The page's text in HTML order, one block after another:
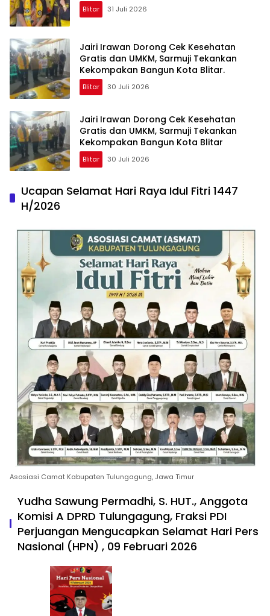
Blitar 31 Juli 2026
Jairi Irawan Dorong Cek Kesehatan
Gratis dan UMKM, Sarmuji Tekankan
Kekompakan Bangun Kota Blitar.
Blitar 30 Juli 2026
Jairi Irawan Dorong Cek Kesehatan
Gratis dan UMKM, Sarmuji Tekankan
Kekompakan Bangun Kota Blitar
Blitar 30 Juli 2026
Ucapan Selamat Hari Raya Idul Fitri 1447
H/2026
Asosiasi Camat Kabupaten Tulungagung, Jawa Timur
Yudha Sawung Permadhi, S. HUT., Anggota
Komisi A DPRD Tulungagung, Fraksi PDI
Perjuangan Mengucapkan Selamat Hari Pers
Nasional (HPN) , 09 Februari 2026